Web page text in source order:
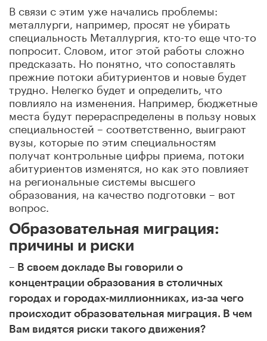
В связи с этим уже начались проблемы:
металлурги, например, просят не убирать
специальность Металлургия, кто-то еще что-то
попросит. Словом, итог этой работы сложно
предсказать. Но понятно, что сопоставлять
прежние потоки абитуриентов и новые будет
трудно. Нелегко будет и определить, что
повлияло на изменения. Например, бюджетные
места будут перераспределены в пользу новых
специальностей – соответственно, выиграют
вузы, которые по этим специальностям
получат контрольные цифры приема, потоки
абитуриентов изменятся, но как это повлияет
на региональные системы высшего
образования, на качество подготовки – вот
вопрос.
Образовательная миграция:
причины и риски
– В своем докладе Вы говорили о
концентрации образования в столичных
городах и городах-миллионниках, из-за чего
происходит образовательная миграция. В чем
Вам видятся риски такого движения?